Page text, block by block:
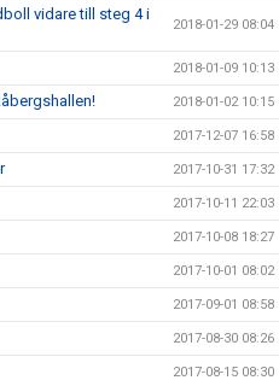
vidare till steg 4 i
2018-01-29 08:04
2018-01-09 10:13
2018-01-02 10:15
2017-12-07 16:58
2017-10-31 17:32
2017-10-11 22:03
2017-10-08 18:27
2017-10-01 08:02
2017-09-01 08:58
2017-08-30 08:26
2017-08-15 08:30